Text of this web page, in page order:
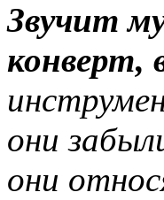
Звучит
конверт,
они
они